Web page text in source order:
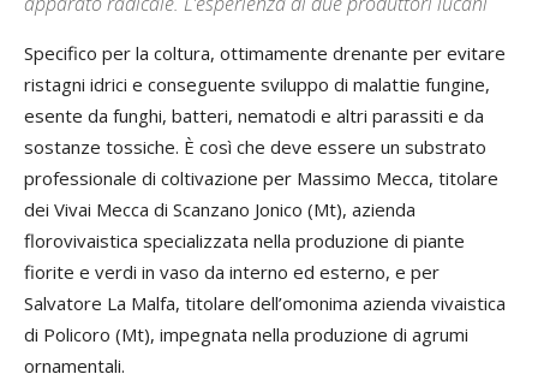
Specifico per la coltura, ottimamente drenante per evitare
ristagni idrici e conseguente sviluppo di malattie fungine,
esente da funghi, batteri, nematodi e altri parassiti e da
sostanze tossiche. È così che deve essere un substrato
professionale di coltivazione per Massimo Mecca, titolare
dei Vivai Mecca di Scanzano Jonico (Mt), azienda
florovivaistica specializzata nella produzione di piante
fiorite e verdi in vaso da interno ed esterno, e per
Salvatore La Malfa, titolare dell’omonima azienda vivaistica
di Policoro (Mt), impegnata nella produzione di agrumi
ornamentali.